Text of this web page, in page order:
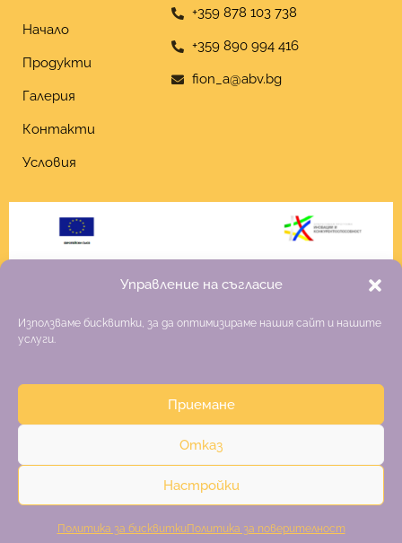
Управление на съгласие
Използваме бисквитки, за да оптимизираме нашия сайт и нашите
услуги.
Приемане
Отказ
Настройки
Политика за бисквиткиПолитика за поверителност
Начало
Продукти
Галерия
Контакти
Условия
+359 878 103 738
+359 890 994 416
fion_a@abv.bg
Copyright 2026 Fiona
Изработка на онлайн магазин–websitebuilderbg.eu
Политика за поверителност
Общи условия